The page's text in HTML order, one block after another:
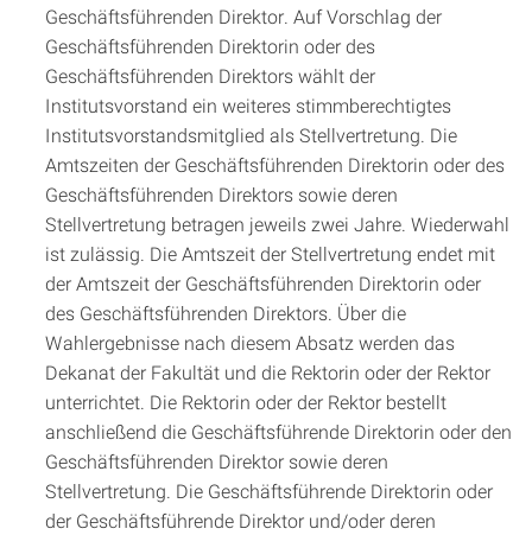
Geschäftsführenden Direktor. Auf Vorschlag der
Geschäftsführenden Direktorin oder des
Geschäftsführenden Direktors wählt der
Institutsvorstand ein weiteres stimmberechtigtes
Institutsvorstandsmitglied als Stellvertretung. Die
Amtszeiten der Geschäftsführenden Direktorin oder des
Geschäftsführenden Direktors sowie deren
Stellvertretung betragen jeweils zwei Jahre. Wiederwahl
ist zulässig. Die Amtszeit der Stellvertretung endet mit
der Amtszeit der Geschäftsführenden Direktorin oder
des Geschäftsführenden Direktors. Über die
Wahlergebnisse nach diesem Absatz werden das
Dekanat der Fakultät und die Rektorin oder der Rektor
unterrichtet. Die Rektorin oder der Rektor bestellt
anschließend die Geschäftsführende Direktorin oder den
Geschäftsführenden Direktor sowie deren
Stellvertretung. Die Geschäftsführende Direktorin oder
der Geschäftsführende Direktor und/oder deren